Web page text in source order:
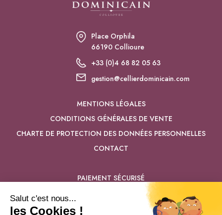
Place Orphila
66190 Collioure
+33 (0)4 68 82 05 63
gestion@cellierdominicain.com
MENTIONS LÉGALES
CONDITIONS GÉNÉRALES DE VENTE
CHARTE DE PROTECTION DES DONNÉES PERSONNELLES
CONTACT
PAIEMENT SÉCURISÉ